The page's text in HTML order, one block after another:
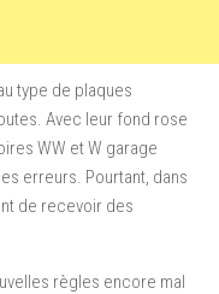
type de plaques
Avec leur fond rose
WW et W garage
erreurs. Pourtant, dans
de recevoir des
règles encore mal